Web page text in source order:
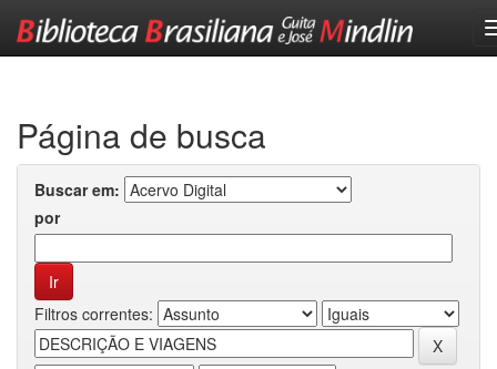
Página de busca
Buscar em:
por
Filtros correntes: